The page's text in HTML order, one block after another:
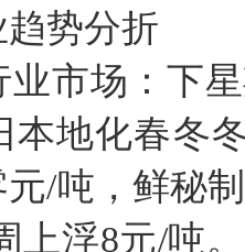
势分折
业市场：下
本地化春冬
元/吨，鲜秘
上浮8元/吨